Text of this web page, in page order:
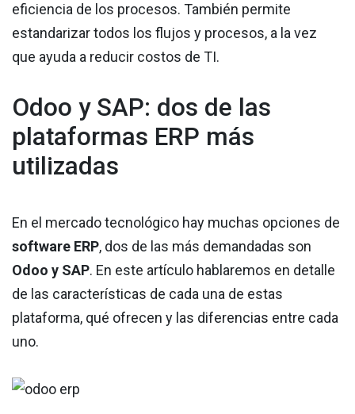
eficiencia de los procesos. También permite
estandarizar todos los flujos y procesos, a la vez
que ayuda a reducir costos de TI.
Odoo y SAP: dos de las
plataformas ERP más
utilizadas
En el mercado tecnológico hay muchas opciones de
software ERP, dos de las más demandadas son
Odoo y SAP. En este artículo hablaremos en detalle
de las características de cada una de estas
plataforma, qué ofrecen y las diferencias entre cada
uno.